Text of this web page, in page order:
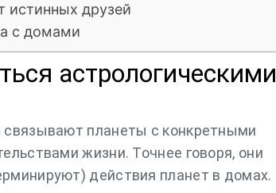
истинных друзей
с домами
астрологическими
связывают планеты с конкретными
жизни. Точнее говоря, они
действия планет в домах.